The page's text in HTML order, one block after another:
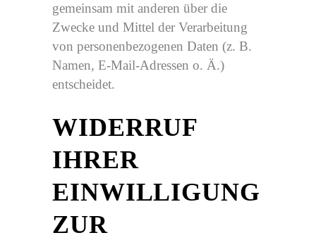
gemeinsam mit anderen über die
Zwecke und Mittel der Verarbeitung
von personenbezogenen Daten (z. B.
Namen, E-Mail-Adressen o. Ä.)
entscheidet.
WIDERRUF
IHRER
EINWILLIGUNG
ZUR